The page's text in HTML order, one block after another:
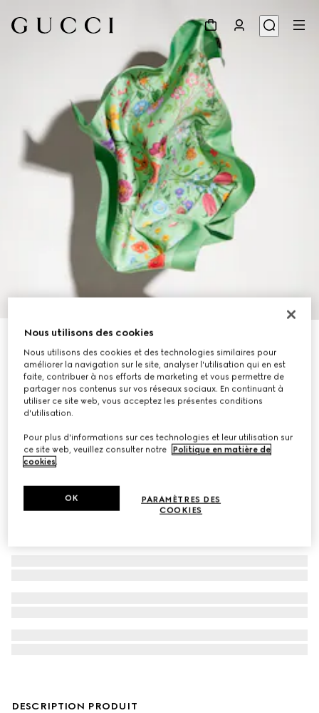
Carré en twill de soie imprimé
CA$715
Déclinaisons multicolore
DESCRIPTION PRODUIT
Nous utilisons des cookies
Nous utilisons des cookies et des technologies similaires pour
améliorer la navigation sur le site, analyser l'utilisation qui en est
faite, contribuer à nos efforts de marketing et vous permettre de
partager nos contenus sur vos réseaux sociaux. En continuant à
utiliser ce site web, vous acceptez les présentes conditions
d'utilisation.
Pour plus d'informations sur ces technologies et leur utilisation sur
ce site web, veuillez consulter notre
Politique en matière de
cookies.
PARAMÈTRES DES
COOKIES
OK